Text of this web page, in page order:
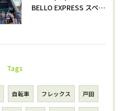
BELLO EXPRESS スペシャルナイター開催⚾️
Tags
自転車 フレックス 戸田